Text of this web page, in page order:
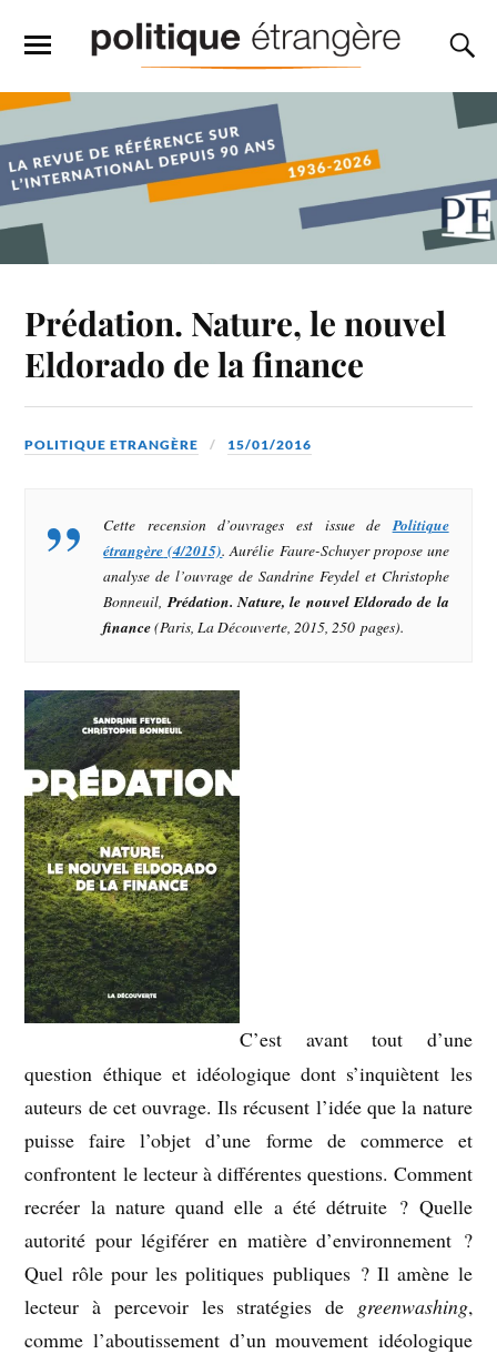
Prédation. Nature, le nouvel
Eldorado de la finance
POLITIQUE ETRANGÈRE 15/01/2016
Cette recension d’ouvrages est issue dePolitique
étrangère (4/2015). Aurélie Faure-Schuyer propose une
analyse de l’ouvrage de Sandrine Feydel et Christophe
Bonneuil,Prédation. Nature, le nouvel Eldorado de la
finance(Paris, La Découverte, 2015, 250 pages).
C’est avant tout d’une
question éthique et idéologique dont s’inquiètent les
auteurs de cet ouvrage. Ils récusent l’idée que la nature
puisse faire l’objet d’une forme de commerce et
confrontent le lecteur à différentes questions. Comment
recréer la nature quand elle a été détruite ? Quelle
autorité pour légiférer en matière d’environnement ?
Quel rôle pour les politiques publiques ? Il amène le
lecteur à percevoir les stratégies de greenwashing,
comme l’aboutissement d’un mouvement idéologique